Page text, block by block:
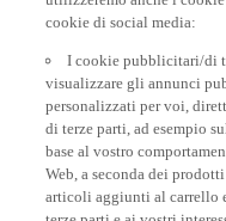
visualizzare gli annunci
personalizzati per voi,
di terze parti, ad esempio
base al vostro
Web, a seconda dei
articoli aggiunti al carrello
terze parti e ai vostri